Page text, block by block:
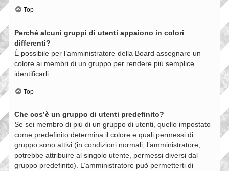
Top
Perché alcuni gruppi di utenti appaiono in colori
differenti?
È possibile per l’amministratore della Board assegnare un
colore ai membri di un gruppo per rendere più semplice
identificarli.
Top
Che cos’è un gruppo di utenti predefinito?
Se sei membro di più di un gruppo di utenti, quello impostato
come predefinito determina il colore e quali permessi di
gruppo sono attivi (in condizioni normali; l’amministratore,
potrebbe attribuire al singolo utente, permessi diversi dal
gruppo predefinito). L’amministratore può permetterti di